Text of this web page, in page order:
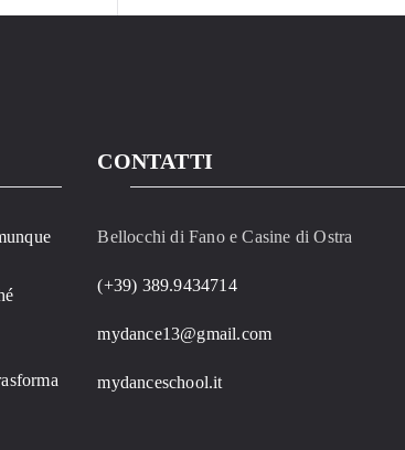
CONTATTI
Bellocchi di Fano e Casine di Ostra
(+39) 389.9434714
mydance13@gmail.com
mydanceschool.it